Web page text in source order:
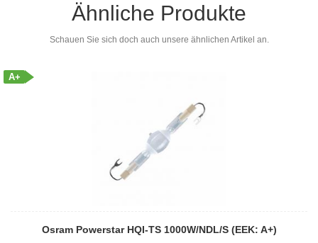
Ähnliche Produkte
Schauen Sie sich doch auch unsere ähnlichen Artikel an.
A+
Osram Powerstar HQI-TS 1000W/NDL/S (EEK: A+)